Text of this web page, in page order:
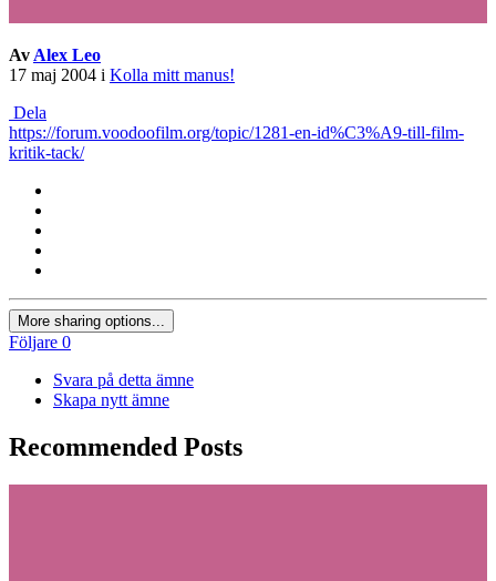
AvAlex Leo
17 maj 2004 i Kolla mitt manus!
Dela
https://forum.voodoofilm.org/topic/1281-en-id%C3%A9-till-film-
kritik-tack/
More sharing options...
Följare 0
Svara på detta ämne
Skapa nytt ämne
Recommended Posts